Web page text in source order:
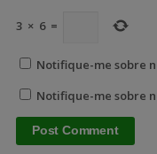
3 × 6 =
Notifique-me sobre
Notifique-me sobre